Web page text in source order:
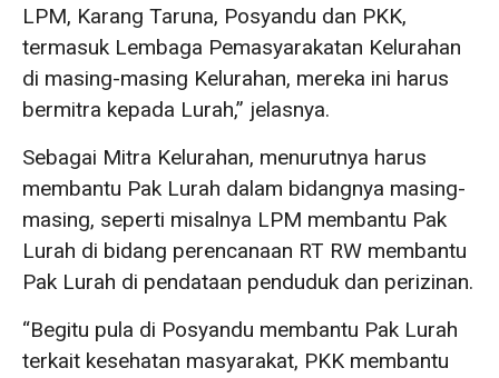
LPM, Karang Taruna, Posyandu dan PKK,
termasuk Lembaga Pemasyarakatan Kelurahan
di masing-masing Kelurahan, mereka ini harus
bermitra kepada Lurah,” jelasnya.
Sebagai Mitra Kelurahan, menurutnya harus
membantu Pak Lurah dalam bidangnya masing-
masing, seperti misalnya LPM membantu Pak
Lurah di bidang perencanaan RT RW membantu
Pak Lurah di pendataan penduduk dan perizinan.
“Begitu pula di Posyandu membantu Pak Lurah
terkait kesehatan masyarakat, PKK membantu